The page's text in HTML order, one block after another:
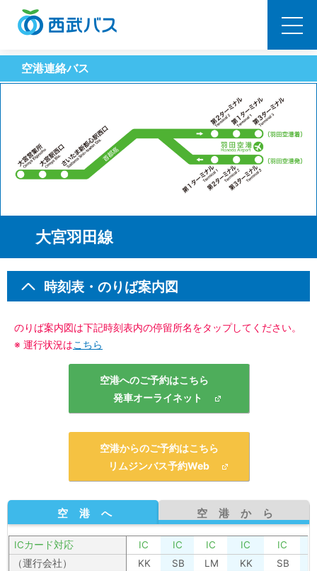
空港連絡バス
大宮羽田線
時刻表・のりば案内図
のりば案内図は下記時刻表内の停留所名をタップしてください。
※ 運行状況はこちら
空港へのご予約はこちら
発車オーライネット
空港からのご予約はこちら
リムジンバス予約Web
空港へ 空港から
ICカード対応
（運行会社）
IC IC IC IC IC
KK
SB LM KK SB